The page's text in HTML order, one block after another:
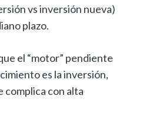
vs inversión nueva)
plazo.
el “motor” pendiente
es la inversión,
complica con alta